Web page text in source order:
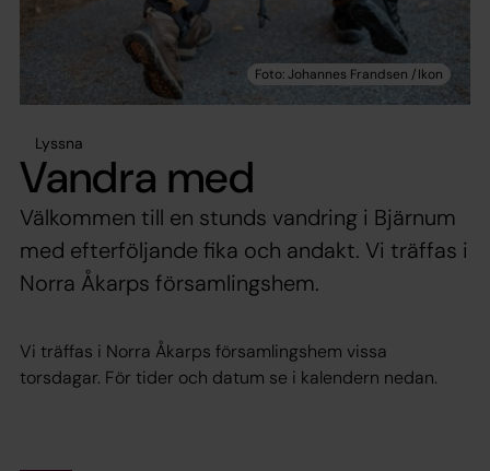
Lyssna
Vandra med
Välkommen till en stunds vandring i Bjärnum
med efterföljande fika och andakt. Vi träffas i
Norra Åkarps församlingshem.
Vi träffas i Norra Åkarps församlingshem vissa
torsdagar. För tider och datum se i kalendern nedan.